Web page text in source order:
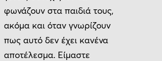
φωνάζουν στα παιδιά τους,
ακόμα και όταν γνωρίζουν
πως αυτό δεν έχει κανένα
αποτέλεσμα. Είμαστε